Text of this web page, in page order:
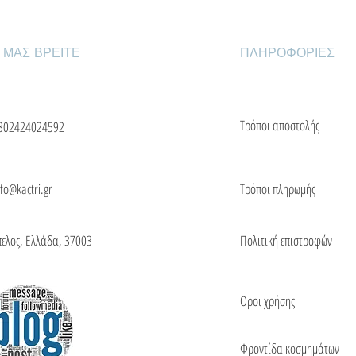
ΒΡΕΙΤΕ
Ελλάδα, 37003
ΠΛΗΡΟΦΟΡΙΕΣ
Τρόποι αποστολής
Τρόποι πληρωμής
Πολιτική επιστροφών
Οροι χρήσης
Φροντίδα κοσμημάτων